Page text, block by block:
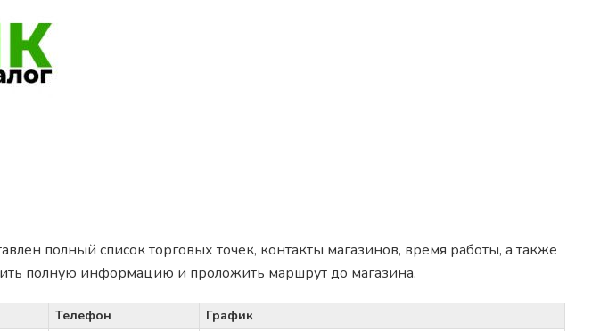
полный список торговых точек, контакты магазинов, время работы, а также
полную информацию и проложить маршрут до магазина.
Телефон
График